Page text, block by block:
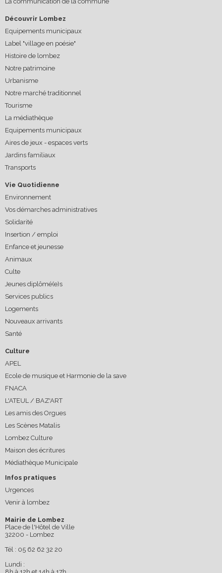
Découvrir Lombez
Equipements municipaux
Label "village en poésie"
Histoire de lombez
Notre patrimoine
Urbanisme
Notre marché traditionnel
Tourisme
La médiathèque
Equipements municipaux
Aires de jeux - espaces verts
Jardins familiaux
Transports
Vie Quotidienne
Environnement
Vos démarches administratives
Solidarité
Insertion / emploi
Enfance et jeunesse
Animaux
Culte
Jeunes diplômé(e)s
Services publics
Logements
Nouveaux arrivants
Santé
Culture
APEL
Ecole de musique et Harmonie de la save
FNACA
L'ATEUL / BAZ'ART
Les amis des Orgues
Les Scènes Matalis
Lombez Culture
Maison des écritures
Médiathèque Municipale
Infos pratiques
Urgences
Venir à lombez
Mairie de Lombez
Place de l'Hôtel de Ville
32200 - Lombez
Tél : 05 62 62 32 20
Lundi :